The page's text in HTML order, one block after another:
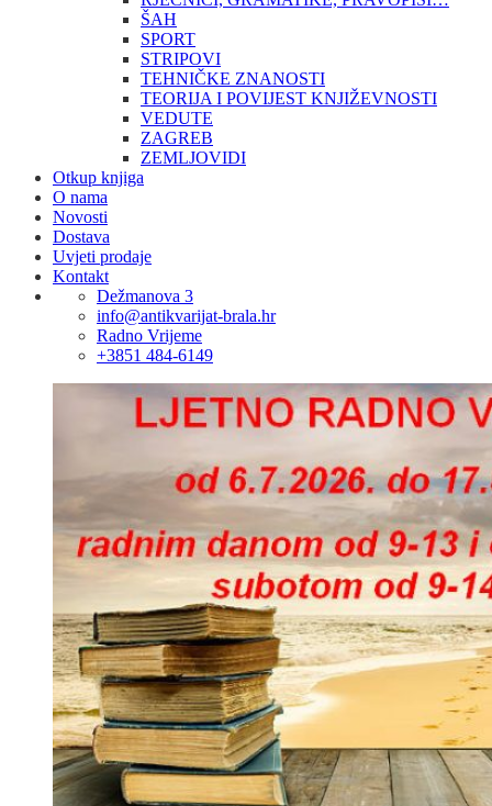
ŠAH
SPORT
STRIPOVI
TEHNIČKE ZNANOSTI
TEORIJA I POVIJEST KNJIŽEVNOSTI
VEDUTE
ZAGREB
ZEMLJOVIDI
Otkup knjiga
O nama
Novosti
Dostava
Uvjeti prodaje
Kontakt
Dežmanova 3
info@antikvarijat-brala.hr
Radno Vrijeme
+3851 484-6149